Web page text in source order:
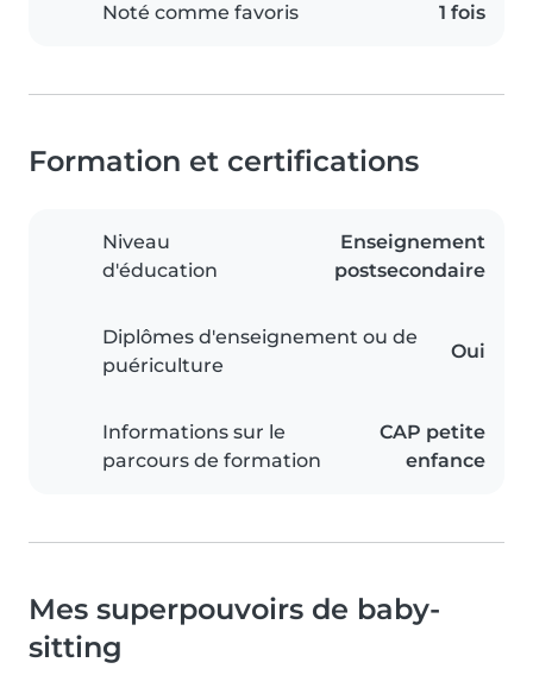
Noté comme favoris 1 fois
Formation et certifications
Niveau
d'éducation
Enseignement
postsecondaire
Diplômes d'enseignement ou de
puériculture
Oui
Informations sur le
parcours de formation
CAP petite
enfance
Mes superpouvoirs de baby-
sitting